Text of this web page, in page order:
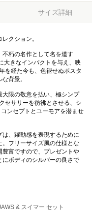
サイズ詳細
クション。
朽の名作として名を遺す
大きなインパクトを与え、映
を経た今も、色褪せぬポスタ
背景。
限の敬意を払い、極シンプ
セサリーを彷彿とさせる、シ
ンセプトとユーモアを潜ませ
は、躍動感を表現するために
フリーサイズ風の仕様とな
富ですので、プレゼントや
ボディのシルバーの良さで
& スイマー セット